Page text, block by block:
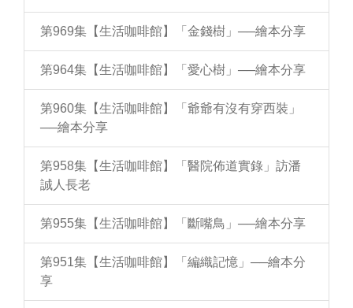
第969集【生活咖啡館】「金錢樹」──繪本分享
第964集【生活咖啡館】「愛心樹」──繪本分享
第960集【生活咖啡館】「爺爺有沒有穿西裝」
──繪本分享
第958集【生活咖啡館】「醫院佈道實錄」訪潘
誠人長老
第955集【生活咖啡館】「斷嘴鳥」──繪本分享
第951集【生活咖啡館】「編織記憶」──繪本分
享